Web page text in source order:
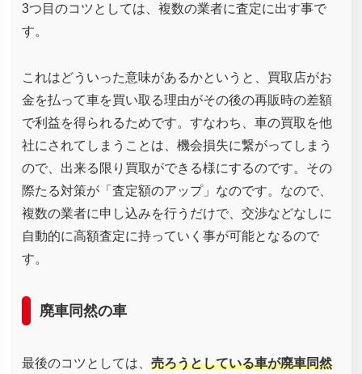
3つ目のコツとしては、複数の業者に査定に出す事で
す。
これはどういった意味があるかというと、買取店がお
金を払って車を買い取る理由がその後の再販時の差額
で利益を得られるためです。すなわち、車の買取を他
社にされてしまうことは、機会損失に繋がってしまう
ので、出来る限り買取ができる様にするのです。その
際たる対策が「査定額のアップ」なのです。なので、
複数の業者に申し込みを行うだけで、交渉などなしに
自動的に高額査定に持っていく事が可能となるので
す。
廃車同然の車
最後のコツとしては、 売ろうとしている車が廃車同然